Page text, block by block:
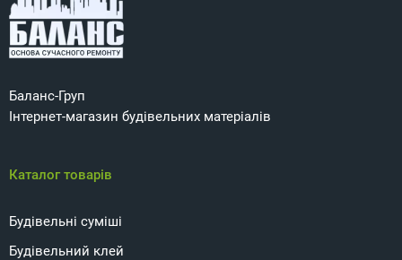
Баланс-Груп
Інтернет-магазин будівельних матеріалів
Каталог товарів
Будівельні суміші
Будівельний клей